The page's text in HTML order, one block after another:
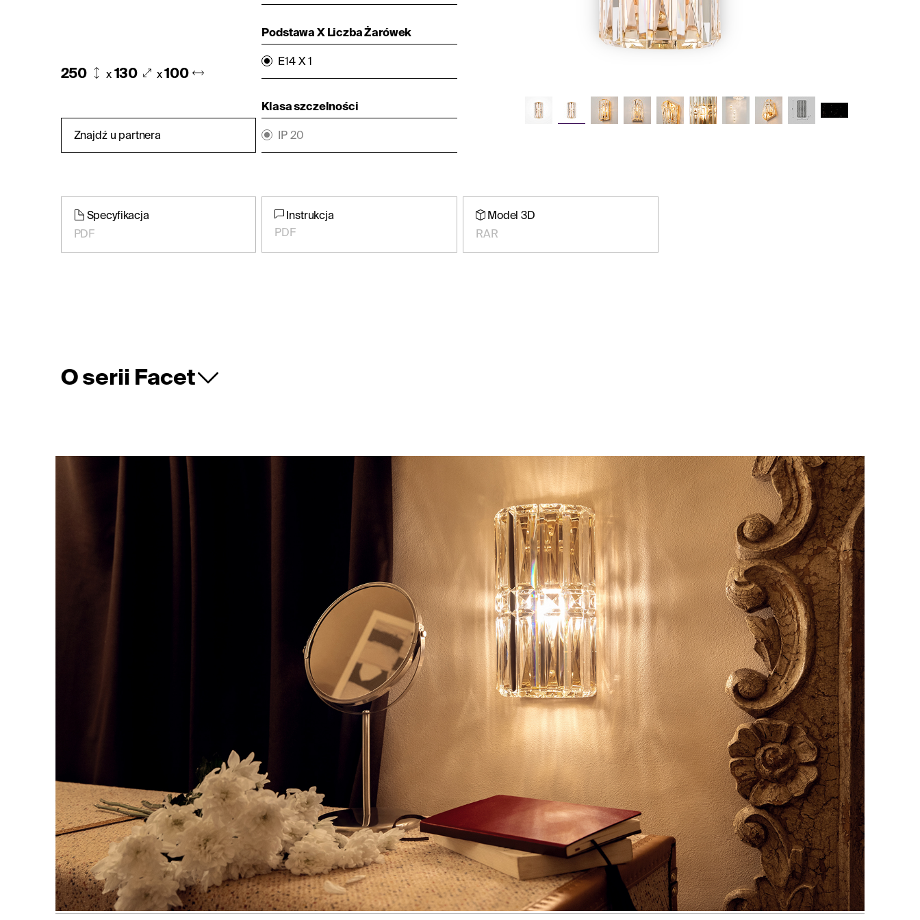
250 x 130 x100
Znajdź u partnera
Podstawa X Liczba Żarówek
E14 X 1
Klasa szczelności
IP 20
Specyfikacja
PDF
Instrukcja
PDF
Model 3D
RAR
O serii Facet